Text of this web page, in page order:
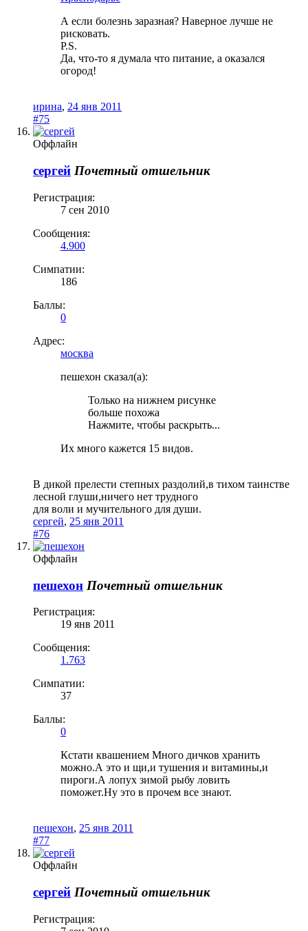
А если болезнь заразная? Наверное лучше не
рисковать.
P.S.
Да, что-то я думала что питание, а оказался
огород!
ирина, 24 янв 2011
#75
Оффлайн
сергей Почетный отшельник
Регистрация:
7 сен 2010
Сообщения:
4.900
Симпатии:
186
Баллы:
0
Адрес:
москва
пешехон сказал(а):
Только на нижнем рисунке
больше похожа
Нажмите, чтобы раскрыть...
Их много кажется 15 видов.
В дикой прелести степных раздолий,в тихом таинстве
лесной глуши,ничего нет трудного
для воли и мучительного для души.
сергей, 25 янв 2011
#76
Оффлайн
пешехон Почетный отшельник
Регистрация:
19 янв 2011
Сообщения:
1.763
Симпатии:
37
Баллы:
0
Кстати квашением Много дичков хранить
можно.А это и щи,и тушения и витамины,и
пироги.А лопух зимой рыбу ловить
поможет.Ну это в прочем все знают.
пешехон, 25 янв 2011
#77
Оффлайн
сергей Почетный отшельник
Регистрация: